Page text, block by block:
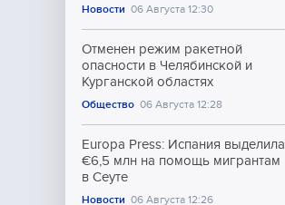
Новости 06 Августа 12:30
Отменен режим ракетной
опасности в Челябинской и
Курганской областях
Общество 06 Августа 12:28
Europa Press: Испания выделила
€6,5 млн на помощь мигрантам
в Сеуте
Новости 06 Августа 12:26